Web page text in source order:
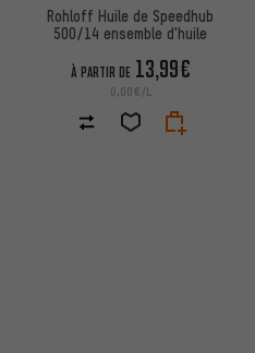
Rohloff Huile de Speedhub
500/14 ensemble d'huile
À PARTIR DE 13,99€
0,00€/L